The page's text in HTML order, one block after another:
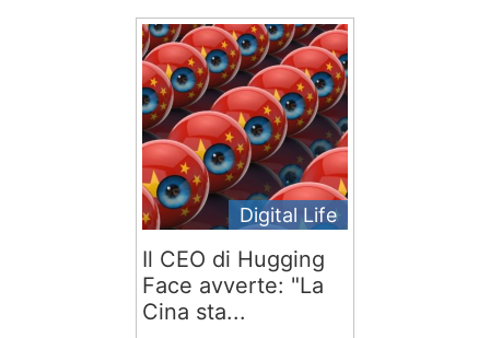
Digital Life
Il CEO di Hugging
Face avverte: "La
Cina sta...